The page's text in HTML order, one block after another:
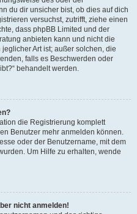
du dir unsicher bist, ob dies auf dich
versuchst, zutrifft, ziehe einen
dass phpBB Limited und der
anbieten kann und nicht die
Art ist; außer solchen, die
falls es Beschwerden oder
behandelt werden.
die Registrierung komplett
Benutzer mehr anmelden können.
oder der Benutzername, mit dem
Um Hilfe zu erhalten, wende
nicht anmelden!